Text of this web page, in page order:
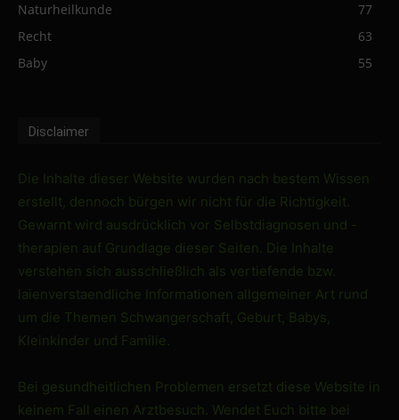
Naturheilkunde
77
Recht
63
Baby
55
Disclaimer
Die Inhalte dieser Website wurden nach bestem Wissen
erstellt, dennoch bürgen wir nicht für die Richtigkeit.
Gewarnt wird ausdrücklich vor Selbstdiagnosen und -
therapien auf Grundlage dieser Seiten. Die Inhalte
verstehen sich ausschließlich als vertiefende bzw.
laienverstaendliche Informationen allgemeiner Art rund
um die Themen Schwangerschaft, Geburt, Babys,
Kleinkinder und Familie.
Bei gesundheitlichen Problemen ersetzt diese Website in
keinem Fall einen Arztbesuch. Wendet Euch bitte bei